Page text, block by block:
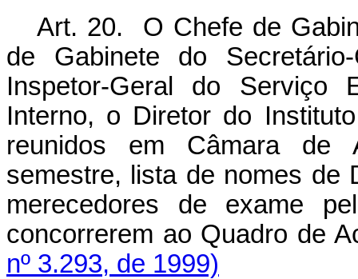
Art. 20. O Chefe de
de Gabinete do
Inspetor-Geral do Serviço
Interno, o Diretor do
reunidos em Câmara de
semestre, lista de nomes de
merecedores de exame
concorrerem ao Quadro de
nº 3.293, de 1999)